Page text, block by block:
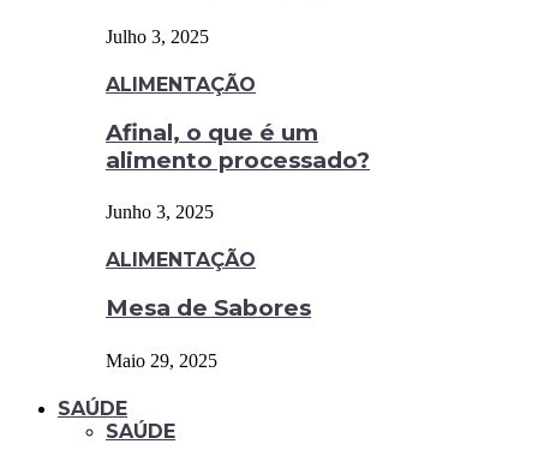
Julho 3, 2025
ALIMENTAÇÃO
Afinal, o que é um
alimento processado?
Junho 3, 2025
ALIMENTAÇÃO
Mesa de Sabores
Maio 29, 2025
SAÚDE
SAÚDE